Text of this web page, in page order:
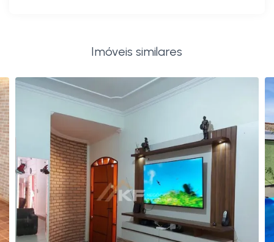
Imóveis similares